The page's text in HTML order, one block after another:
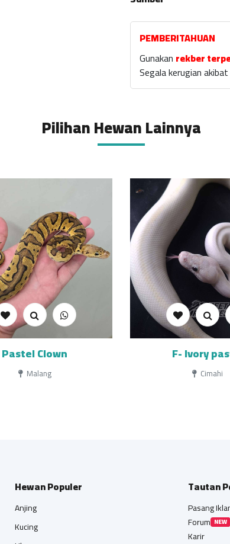
PEMBERITAHUAN
Gunakan rekber
Segala kerugian
Pilihan Hewan Lainnya
Pastel Clown
Malang
F- Ivory
Cimahi
Hewan Populer
Anjing
Kucing
Tautan
Pasang
Forum NEW
Karir